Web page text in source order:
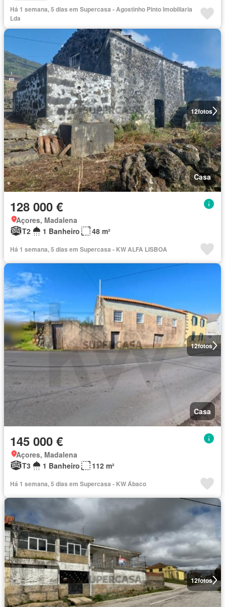
Há 1 semana, 5 dias em Supercasa - Agostinho Pinto Imobiliaria
Lda
12fotos
Casa
128 000 €
Açores, Madalena
T2
1 Banheiro 48 m²
Há 1 semana, 5 dias em Supercasa - KW ALFA LISBOA
12fotos
Casa
145 000 €
Açores, Madalena
T3
1 Banheiro 112 m²
Há 1 semana, 5 dias em Supercasa - KW Ábaco
12fotos